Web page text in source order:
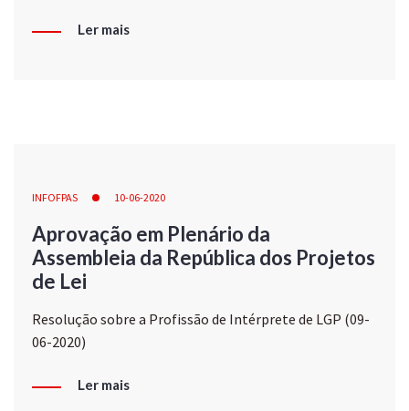
Ler mais
INFOFPAS 10-06-2020
Aprovação em Plenário da
Assembleia da República dos Projetos
de Lei
Resolução sobre a Profissão de Intérprete de LGP (09-
06-2020)
Ler mais